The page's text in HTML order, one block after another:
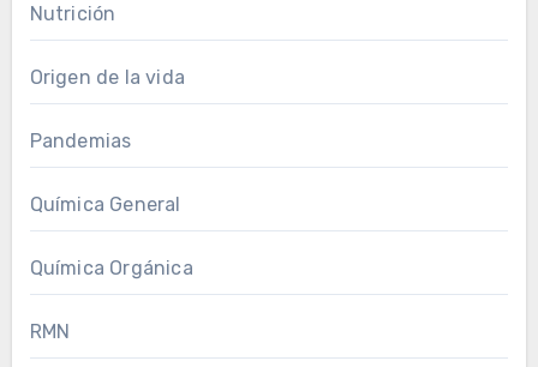
Nutrición
Origen de la vida
Pandemias
Química General
Química Orgánica
RMN